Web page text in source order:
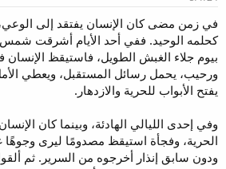
و
و
ع
د
ء
في زمن مضى كان الإنسان يفتقد إلى
كحلمه الوحيد. ففي أحد الأيام أشرقت شمس
بيوم جلاء الغبش الطويل، فاستيقظ
ورحيب، يحمل رسائل المستقبل، ويعطي
يفتح الأبواب للحرية والازدهار.
وفي إحدى الليالي الهادئة، وبينما كان
الحرية، وفجأة استيقظ مصدومًا ليرى
ودون سابق إنذار أخرجوه من السرير. ثم